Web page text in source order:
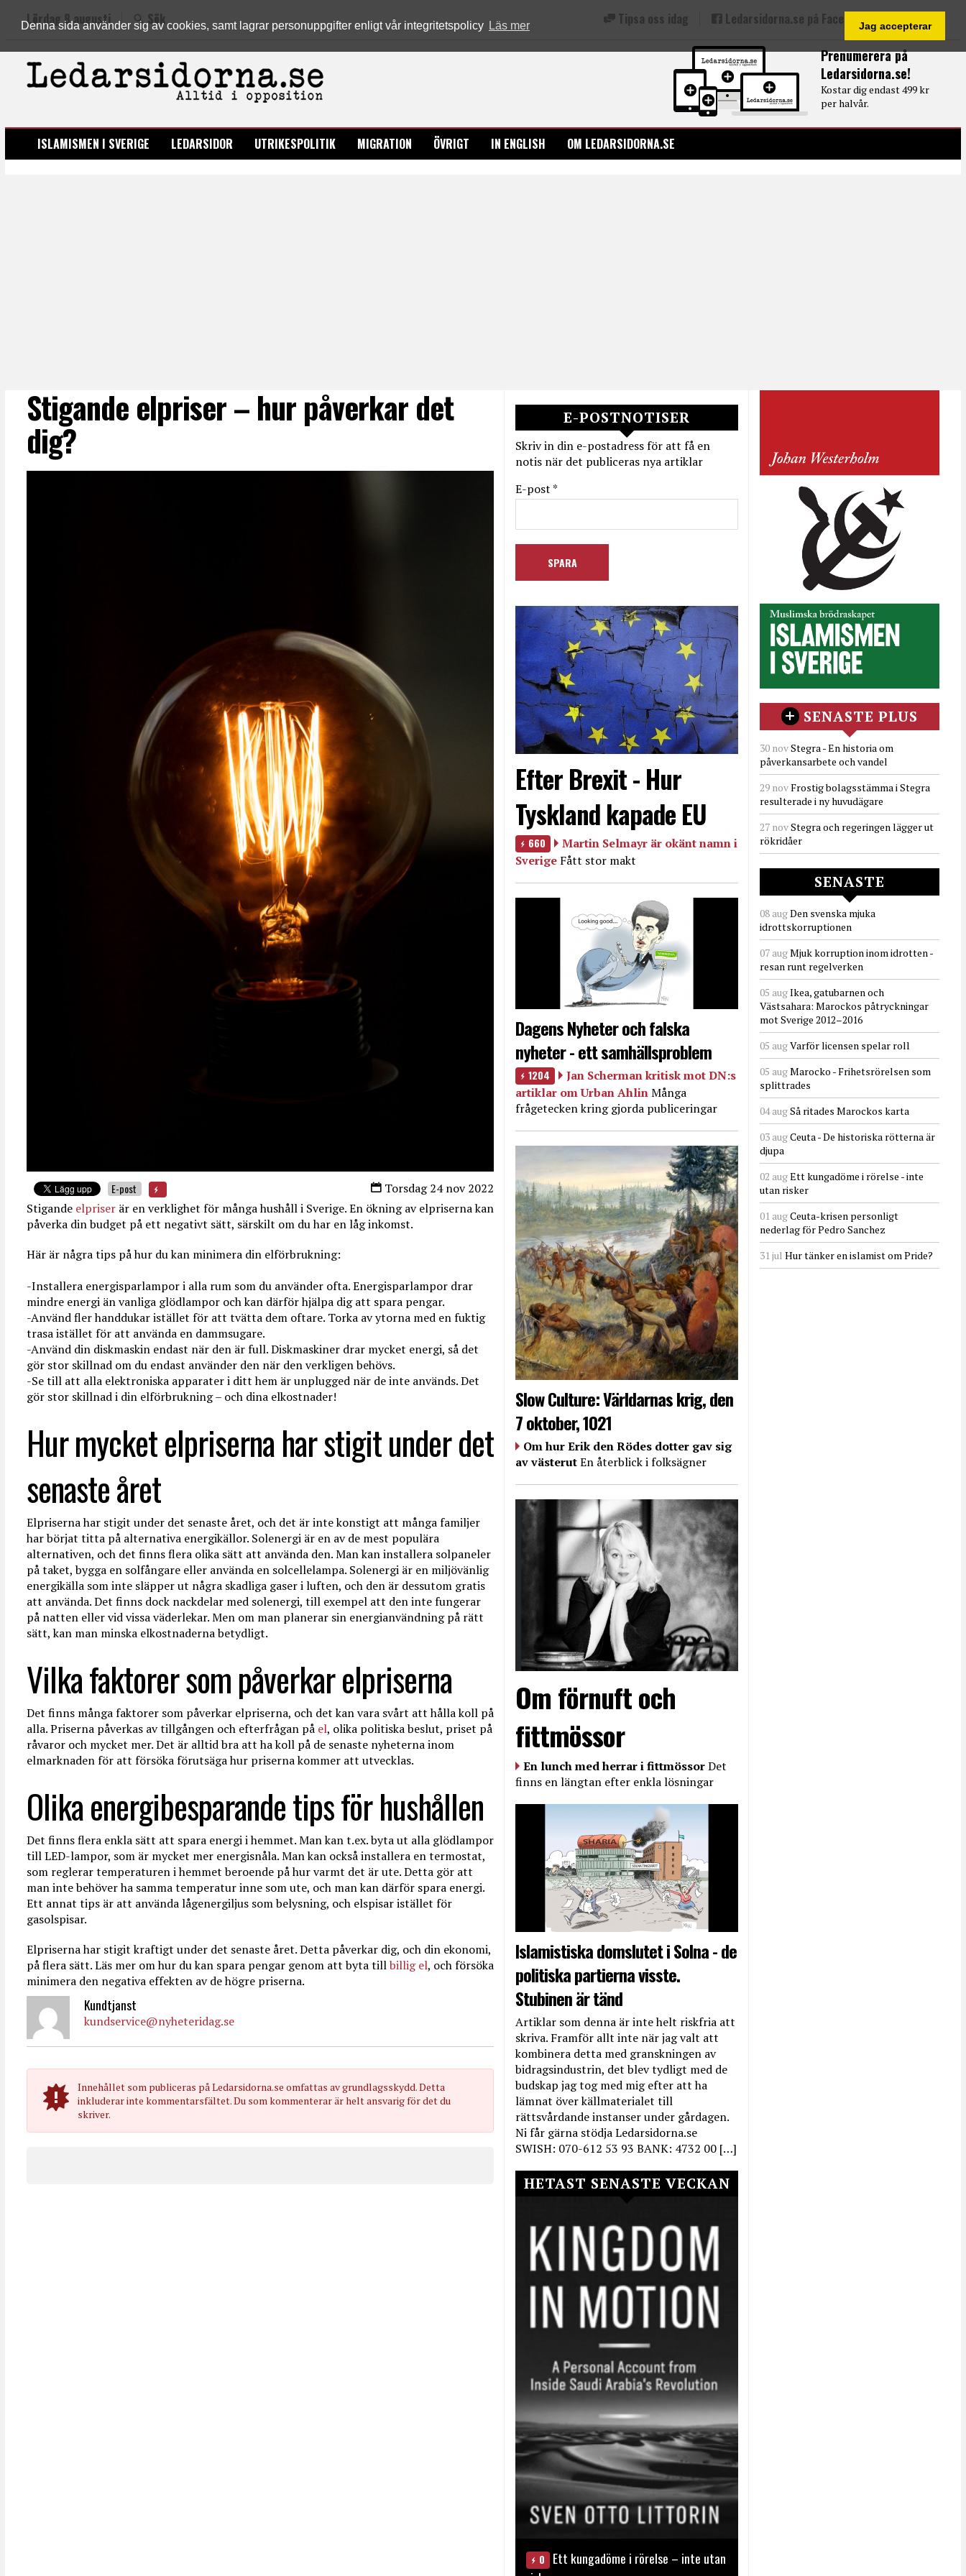
Denna sida använder sig av cookies, samt lagrar personuppgifter enligt vår integritetspolicy Läs mer Jag accepterar
Prenumerera på
Ledarsidorna.se!
Kostar dig endast 499 kr
per halvår.
Lördag 8 augusti Sök Tipsa oss idag Ledarsidorna.se på Facebook
LEDARSIDORNA.SE
ISLAMISMEN I SVERIGE LEDARSIDOR UTRIKESPOLITIK MIGRATION ÖVRIGT IN ENGLISH OM LEDARSIDORNA.SE
Stigande elpriser – hur påverkar det
dig?
Torsdag 24 nov 2022
E-post
Stigande elpriser är en verklighet för många hushåll i Sverige. En ökning av elpriserna kan
påverka din budget på ett negativt sätt, särskilt om du har en låg inkomst.
Här är några tips på hur du kan minimera din elförbrukning:
-Installera energisparlampor i alla rum som du använder ofta. Energisparlampor drar
mindre energi än vanliga glödlampor och kan därför hjälpa dig att spara pengar.
-Använd fler handdukar istället för att tvätta dem oftare. Torka av ytorna med en fuktig
trasa istället för att använda en dammsugare.
-Använd din diskmaskin endast när den är full. Diskmaskiner drar mycket energi, så det
gör stor skillnad om du endast använder den när den verkligen behövs.
-Se till att alla elektroniska apparater i ditt hem är unplugged när de inte används. Det
gör stor skillnad i din elförbrukning – och dina elkostnader!
Hur mycket elpriserna har stigit under det
senaste året
Elpriserna har stigit under det senaste året, och det är inte konstigt att många familjer
har börjat titta på alternativa energikällor. Solenergi är en av de mest populära
alternativen, och det finns flera olika sätt att använda den. Man kan installera solpaneler
på taket, bygga en solfångare eller använda en solcellelampa. Solenergi är en miljövänlig
energikälla som inte släpper ut några skadliga gaser i luften, och den är dessutom gratis
att använda. Det finns dock nackdelar med solenergi, till exempel att den inte fungerar
på natten eller vid vissa väderlekar. Men om man planerar sin energianvändning på rätt
sätt, kan man minska elkostnaderna betydligt.
Vilka faktorer som påverkar elpriserna
Det finns många faktorer som påverkar elpriserna, och det kan vara svårt att hålla koll på
alla. Priserna påverkas av tillgången och efterfrågan på el, olika politiska beslut, priset på
råvaror och mycket mer. Det är alltid bra att ha koll på de senaste nyheterna inom
elmarknaden för att försöka förutsäga hur priserna kommer att utvecklas.
Olika energibesparande tips för hushållen
Det finns flera enkla sätt att spara energi i hemmet. Man kan t.ex. byta ut alla glödlampor
till LED-lampor, som är mycket mer energisnåla. Man kan också installera en termostat,
som reglerar temperaturen i hemmet beroende på hur varmt det är ute. Detta gör att
man inte behöver ha samma temperatur inne som ute, och man kan därför spara energi.
Ett annat tips är att använda lågenergiljus som belysning, och elspisar istället för
gasolspisar.
Elpriserna har stigit kraftigt under det senaste året. Detta påverkar dig, och din ekonomi,
på flera sätt. Läs mer om hur du kan spara pengar genom att byta tillbillig el, och försöka
minimera den negativa effekten av de högre priserna.
Kundtjanst
kundservice@nyheteridag.se
Innehållet som publiceras på Ledarsidorna.se omfattas av grundlagsskydd. Detta
inkluderar inte kommentarsfältet. Du som kommenterar är helt ansvarig för det du
skriver.
E-POSTNOTISER
Skriv in din e-postadress för att få en
notis när det publiceras nya artiklar
E-post *
Efter Brexit - Hur
Tyskland kapade EU
660
Martin Selmayr är okänt namn i
Sverige Fått stor makt
Dagens Nyheter och falska
nyheter - ett samhällsproblem
1204
Jan Scherman kritisk mot DN:s
artiklar om Urban AhlinMånga
frågetecken kring gjorda publiceringar
Slow Culture: Världarnas krig, den
7 oktober, 1021
Om hur Erik den Rödes dotter gav sig
av västerutEn återblick i folksägner
Om förnuft och
fittmössor
En lunch med herrar i fittmössorDet
finns en längtan efter enkla lösningar
Islamistiska domslutet i Solna - de
politiska partierna visste.
Stubinen är tänd
Artiklar som denna är inte helt riskfria att
skriva. Framför allt inte när jag valt att
kombinera detta med granskningen av
bidragsindustrin, det blev tydligt med de
budskap jag tog med mig efter att ha
lämnat över källmaterialet till
rättsvårdande instanser under gårdagen.
Ni får gärna stödja Ledarsidorna.se
SWISH: 070-612 53 93 BANK: 4732 00 […]
HETAST SENASTE VECKAN
0
Ett kungadöme i rörelse – inte utan
SENASTE PLUS
30 novStegra - En historia om
påverkansarbete och vandel
29 novFrostig bolagsstämma i Stegra
resulterade i ny huvudägare
27 novStegra och regeringen lägger ut
rökridåer
SENASTE
08 augDen svenska mjuka
idrottskorruptionen
07 augMjuk korruption inom idrotten -
resan runt regelverken
05 augIkea, gatubarnen och
Västsahara: Marockos påtryckningar
mot Sverige 2012–2016
05 augVarför licensen spelar roll
05 augMarocko - Frihetsrörelsen som
splittrades
04 augSå ritades Marockos karta
03 augCeuta - De historiska rötterna är
djupa
02 augEtt kungadöme i rörelse - inte
utan risker
01 augCeuta-krisen personligt
nederlag för Pedro Sanchez
31 jul Hur tänker en islamist om Pride?